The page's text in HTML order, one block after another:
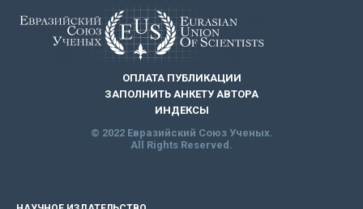
ОПЛАТА ПУБЛИКАЦИИ
ЗАПОЛНИТЬ АНКЕТУ АВТОРА
ИНДЕКСЫ
© 2022 Евразийский Союз Ученых.
All Rights Reserved.